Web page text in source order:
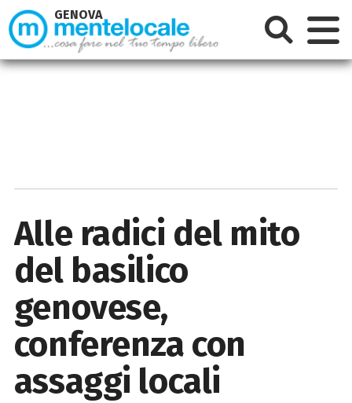
Alle radici del mito
del basilico
genovese,
conferenza con
assaggi locali
GENOVA